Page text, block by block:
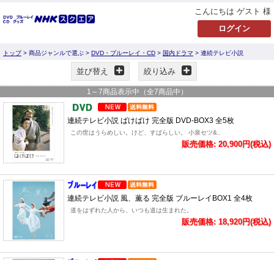
こんにちは ゲスト 様
トップ> 商品ジャンルで選ぶ > DVD・ブルーレイ・CD > 国内ドラマ > 連続テレビ小説
並び替え 絞り込み
1 ～ 7商品表示中（全7商品中）
連続テレビ小説 ばけばけ 完全版 DVD-BOX3 全5枚
この世はうらめしい。けど、すばらしい。 小泉セツ&..
販売価格: 20,900円(税込)
連続テレビ小説 風、薫る 完全版 ブルーレイBOX1 全4枚
道をはずれた人から、いつも道は生まれた。
販売価格: 18,920円(税込)